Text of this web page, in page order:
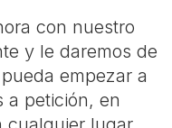
con nuestro
y le daremos de
empezar a
a petición, en